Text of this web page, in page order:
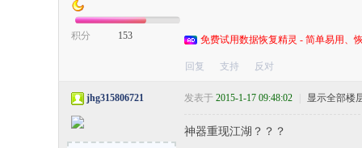
积分 153 免费试用数据恢复精灵 - 简单易用、
回复 支持 反对
jhg315806721 发表于 2015-1-17 09:48:02 显示全部楼
神器重现江湖？？？